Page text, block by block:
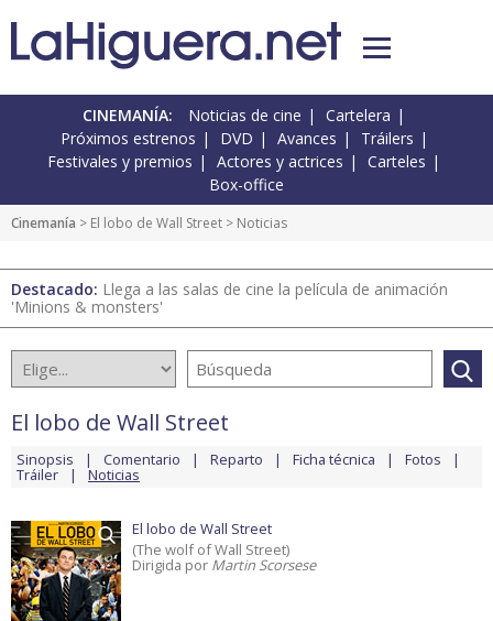
CINEMANÍA: Noticias de cine
Cartelera
Próximos estrenos
DVD Avances
Tráilers
Festivales y premios
Actores y actrices
Carteles
Box-office
Cinemanía > El lobo de Wall Street > Noticias
Destacado: Llega a las salas de cine la película de animación
'Minions & monsters'
El lobo de Wall Street
Sinopsis Comentario Reparto Ficha técnica Fotos
Tráiler Noticias
El lobo de Wall Street
(The wolf of Wall Street)
Dirigida por Martin Scorsese